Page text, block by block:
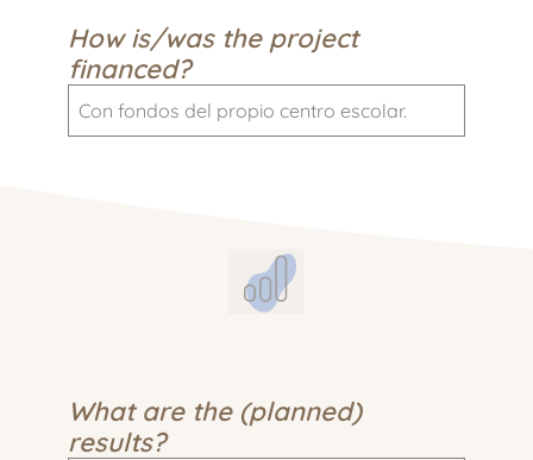
How is/was the project
financed?
Con fondos del propio centro escolar.
What are the (planned)
results?